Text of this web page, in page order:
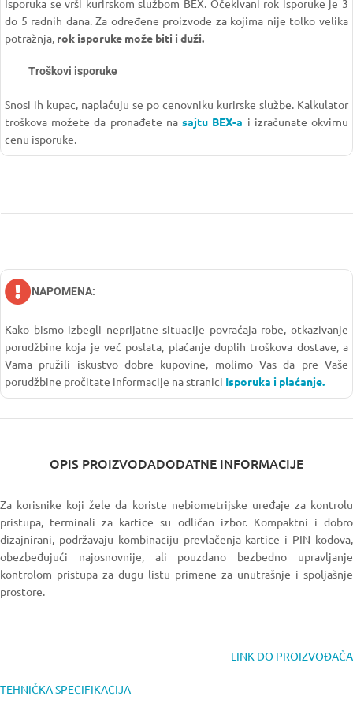
do 5 radnih dana. Za određene proizvode za kojima nije tolko velika
potražnja, rok isporuke može biti i duži.
Troškovi isporuke
Snosi ih kupac, naplaćuju se po cenovniku kurirske službe. Kalkulator
troškova možete da pronađete nasajtu BEX-a i izračunate okvirnu
cenu isporuke.
NAPOMENA:
Kako bismo izbegli neprijatne situacije povraćaja robe, otkazivanje
porudžbine koja je već poslata, plaćanje duplih troškova dostave, a
Vama pružili iskustvo dobre kupovine, molimo Vas da pre Vaše
porudžbine pročitate informacije na stranici Isporuka i plaćanje.
OPIS PROIZVODADODATNE INFORMACIJE
Za korisnike koji žele da koriste nebiometrijske uređaje za kontrolu
pristupa, terminali za kartice su odličan izbor. Kompaktni i dobro
dizajnirani, podržavaju kombinaciju prevlačenja kartice i PIN kodova,
obezbeđujući najosnovnije, ali pouzdano bezbedno upravljanje
kontrolom pristupa za dugu listu primene za unutrašnje i spoljašnje
prostore.
LINK DO PROIZVOĐAČA
TEHNIČKA SPECIFIKACIJA